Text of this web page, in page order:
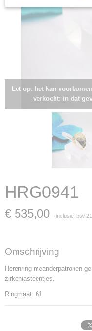
Let op: het kan
verkocht; in dat
HRG0941
€ 535,00 (inclusief btw
Omschrijving
Herenring meanderpatronen
zirkoniasteentjes.
Ringmaat: 61